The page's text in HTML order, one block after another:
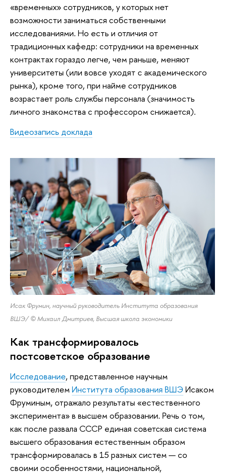
«временных» сотрудников, у которых нет
возможности заниматься собственными
исследованиями. Но есть и отличия от
традиционных кафедр: сотрудники на временных
контрактах гораздо легче, чем раньше, меняют
университеты (или вовсе уходят с академического
рынка), кроме того, при найме сотрудников
возрастает роль службы персонала (значимость
личного знакомства с профессором снижается).
Видеозапись доклада
Исак Фрумин, научный руководитель Института образования
ВШЭ/© Михаил Дмитриев, Высшая школа экономики
Как трансформировалось
постсоветское образование
Исследование, представленное научным
руководителем Института образования ВШЭ Исаком
Фруминым, отражало результаты «естественного
эксперимента» в высшем образовании. Речь о том,
как после развала СССР единая советская система
высшего образования естественным образом
трансформировалась в 15 разных систем — со
своими особенностями, национальной,